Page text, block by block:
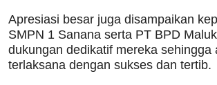
Apresiasi besar juga disampaikan
SMPN 1 Sanana serta PT BPD
dukungan dedikatif mereka sehingga
terlaksana dengan sukses dan tertib.